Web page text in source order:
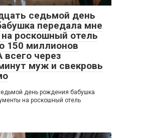
седьмой день
передала мне
роскошный отель
150 миллионов
всего через
муж и свекровь
день рождения бабушка
на роскошный отель